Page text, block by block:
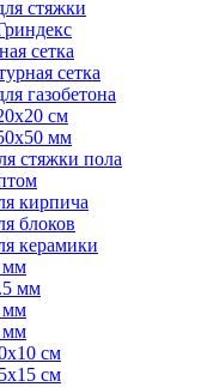
стяжки
сетка
сетка
газобетона
см
мм
стяжки пола
кирпича
блоков
керамики
мм
мм
мм
мм
см
см